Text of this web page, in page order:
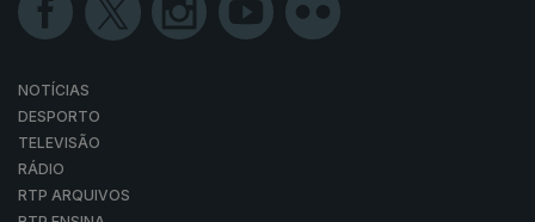
NOTÍCIAS
DESPORTO
TELEVISÃO
RÁDIO
RTP ARQUIVOS